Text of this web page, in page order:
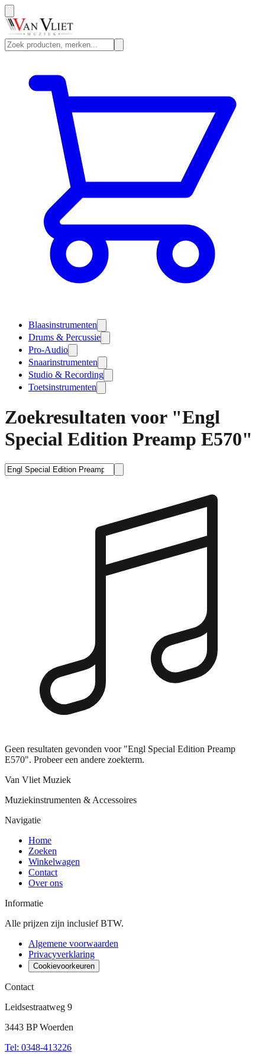
Blaasinstrumenten
Drums & Percussie
Pro-Audio
Snaarinstrumenten
Studio & Recording
Toetsinstrumenten
Zoekresultaten voor "Engl
Special Edition Preamp E570"
Geen resultaten gevonden voor "Engl Special Edition Preamp
E570". Probeer een andere zoekterm.
Van Vliet Muziek
Muziekinstrumenten & Accessoires
Navigatie
Home
Zoeken
Winkelwagen
Contact
Over ons
Informatie
Alle prijzen zijn inclusief BTW.
Algemene voorwaarden
Privacyverklaring
Cookievoorkeuren
Contact
Leidsestraatweg 9
3443 BP Woerden
Tel: 0348-413226